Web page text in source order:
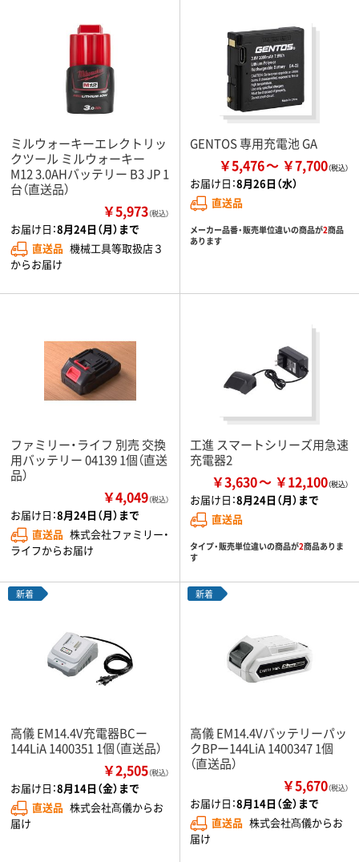
ミルウォーキーエレクトリッ
クツール ミルウォーキー
M12 3.0AHバッテリー B3 JP 1
台（直送品）
￥5,973（税込）
お届け日：8月24日（月）まで
直送品 機械工具等取扱店３
からお届け
GENTOS 専用充電池 GA
￥5,476 ￥7,700
お届け日：8月26日（水）
直送品
メーカー品番・販売単位違いの商品が2商品
あります
ファミリー・ライフ 別売 交換
用バッテリー 04139 1個（直送
品）
￥4,049（税込）
お届け日：8月24日（月）まで
直送品 株式会社ファミリー・
ライフからお届け
工進 スマートシリーズ用急速
充電器2
￥3,630 ￥12,100
お届け日：8月24日（月）まで
直送品
タイプ・販売単位違いの商品が2商品ありま
す
新着
高儀 EM14.4V充電器BCー
144LiA 1400351 1個（直送品）
￥2,505（税込）
お届け日：8月14日（金）まで
直送品 株式会社髙儀からお
届け
新着
高儀 EM14.4Vバッテリーパッ
クBPー144LiA 1400347 1個
（直送品）
￥5,670（税込）
お届け日：8月14日（金）まで
直送品 株式会社髙儀からお
届け